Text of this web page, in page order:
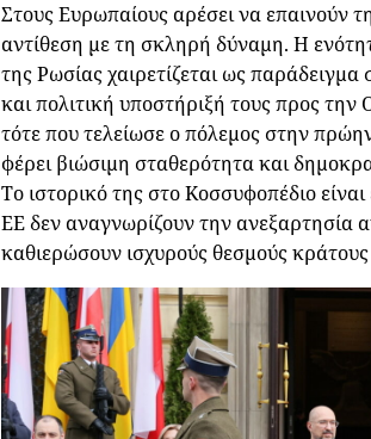
Στους Ευρωπαίους αρέσει να επαινούν
αντίθεση με τη σκληρή δύναμη. Η
της Ρωσίας χαιρετίζεται ως
και πολιτική υποστήριξή τους προς
τότε που τελείωσε ο πόλεμος στην
φέρει βιώσιμη σταθερότητα και
Το ιστορικό της στο Κοσσυφοπέδιο
ΕΕ δεν αναγνωρίζουν την ανεξαρτησία
καθιερώσουν ισχυρούς θεσμούς κράτους